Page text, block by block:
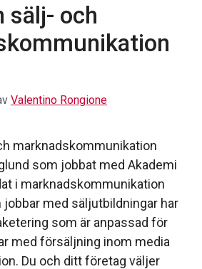
sälj- och
Valentino Rongione
marknadskommunikation
som jobbat med Akademi
i marknadskommunikation
med säljutbildningar har
som är anpassad för
med försäljning inom media
Du och ditt företag väljer